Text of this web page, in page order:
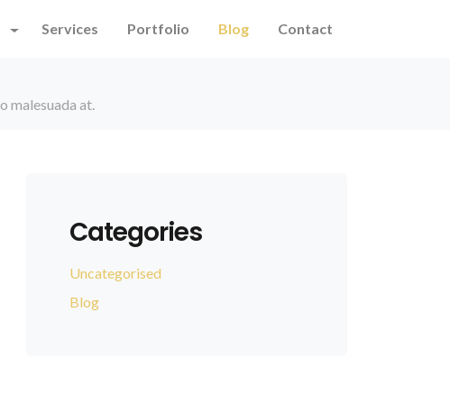
Services Portfolio Blog Contact
malesuada at.
Categories
Uncategorised
Blog